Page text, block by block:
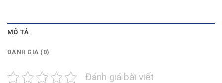
MÔ TẢ
ĐÁNH GIÁ (0)
Đánh giá bài viết